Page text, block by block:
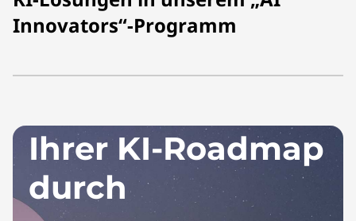
Innovators“-Programm
Ihrer KI-Roadmap
durch